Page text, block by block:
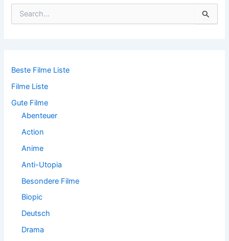
n
c
h
Beste Filme Liste
Filme Liste
Gute Filme
Abenteuer
Action
Anime
Anti-Utopia
Besondere Filme
Biopic
Deutsch
Drama